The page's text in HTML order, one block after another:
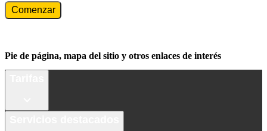
Comenzar
Pie de página, mapa del sitio y otros enlaces de interés